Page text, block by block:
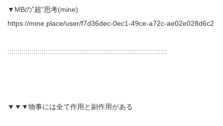
▼MBの”超”思考(mine)
https://mine.place/user/f7d36dec-0ec1-49ce-a72c-ae02e028d6c2
::::::::::::::::::::::::::::::::::::::::::::::::::::::::::::::::::::::::::::::::
▼▼▼物事には全て作用と副作用がある